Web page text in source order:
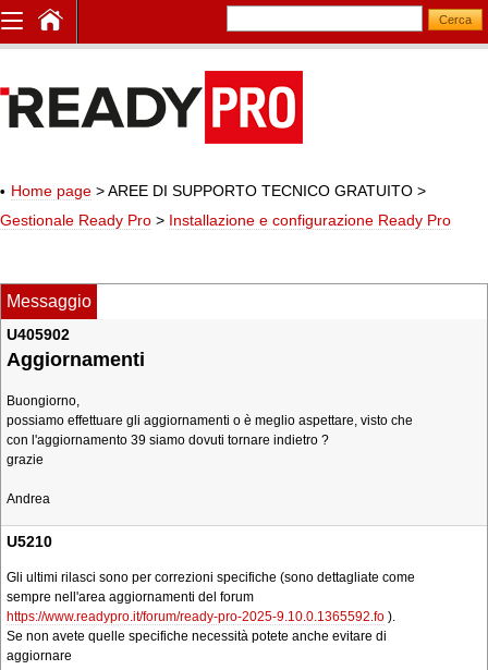
Home page > AREE DI SUPPORTO TECNICO GRATUITO >
Gestionale Ready Pro > Installazione e configurazione Ready Pro
Messaggio
U405902
Aggiornamenti
Buongiorno,
possiamo effettuare gli aggiornamenti o è meglio aspettare, visto che
con l'aggiornamento 39 siamo dovuti tornare indietro ?
grazie
Andrea
U5210
Gli ultimi rilasci sono per correzioni specifiche (sono dettagliate come
sempre nell'area aggiornamenti del forum
https://www.readypro.it/forum/ready-pro-2025-9.10.0.1365592.fo ).
Se non avete quelle specifiche necessità potete anche evitare di
aggiornare